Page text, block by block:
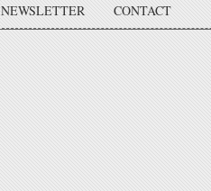
NEWSLETTER CONTACT